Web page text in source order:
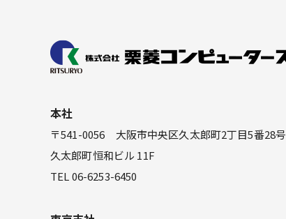
本社
〒541-0056 大阪市中央区久太郎町2丁目5番28号
久太郎町恒和ビル 11F
TEL 06-6253-6450